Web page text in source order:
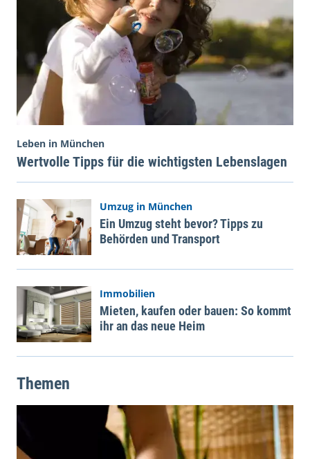
Leben in München
Wertvolle Tipps für die wichtigsten Lebenslagen
Umzug in München
Ein Umzug steht bevor? Tipps zu
Behörden und Transport
Immobilien
Mieten, kaufen oder bauen: So kommt
ihr an das neue Heim
Themen